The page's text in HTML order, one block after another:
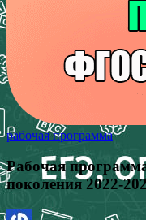
рабочая программа
Рабочая
поколения 2022-